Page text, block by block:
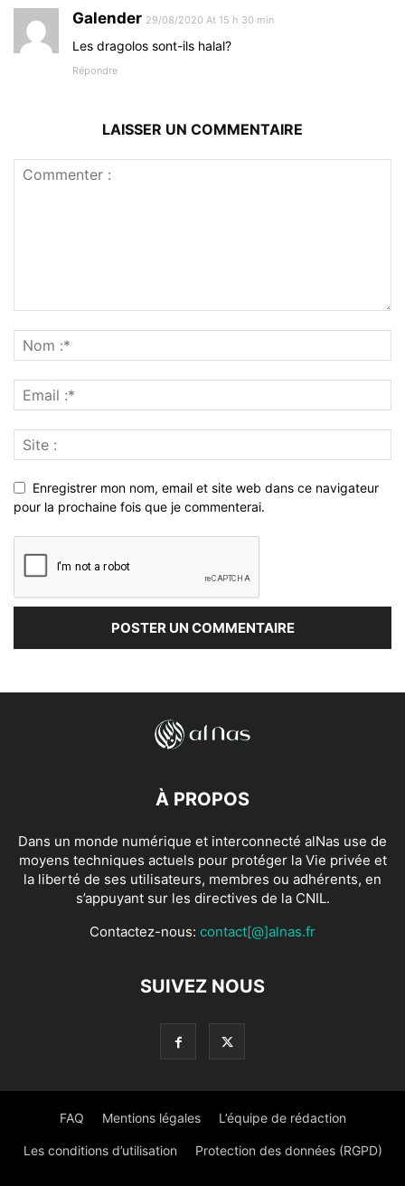
Galender 29/08/2020 At 15 h 30 min
Les dragolos sont-ils halal?
Répondre
LAISSER UN COMMENTAIRE
Enregistrer mon nom, email et site web dans ce navigateur
pour la prochaine fois que je commenterai.
À PROPOS
Dans un monde numérique et interconnecté alNas use de
moyens techniques actuels pour protéger la Vie privée et
la liberté de ses utilisateurs, membres ou adhérents, en
s’appuyant sur les directives de la CNIL.
Contactez-nous: contact[@]alnas.fr
SUIVEZ NOUS
FAQ Mentions légales L’équipe de rédaction
Les conditions d’utilisation Protection des données (RGPD)